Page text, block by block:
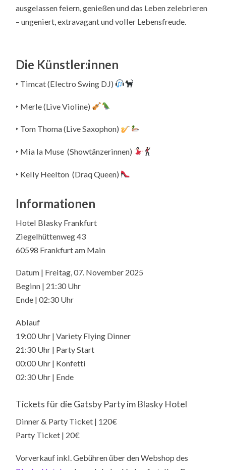
ausgelassen feiern, genießen und das Leben zelebrieren
– ungeniert, extravagant und voller Lebensfreude.
Die Künstler:innen
‣ Timcat (Electro Swing DJ)
‣ Merle (Live Violine)
‣ Tom Thoma (Live Saxophon)
‣ Mia la Muse (Showtänzerinnen)
‣ Kelly Heelton (Draq Queen)
Informationen
Hotel Blasky Frankfurt
Ziegelhüttenweg 43
60598 Frankfurt am Main
Datum | Freitag, 07. November 2025
Beginn | 21:30 Uhr
Ende | 02:30 Uhr
Ablauf
19:00 Uhr | Variety Flying Dinner
21:30 Uhr | Party Start
00:00 Uhr | Konfetti
02:30 Uhr | Ende
Tickets für die Gatsby Party im Blasky Hotel
Dinner & Party Ticket | 120€
Party Ticket | 20€
Vorverkauf inkl. Gebühren über den Webshop des